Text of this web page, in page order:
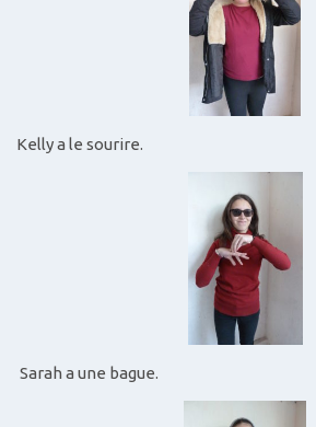
Kelly a le sourire.
Sarah a une bague.